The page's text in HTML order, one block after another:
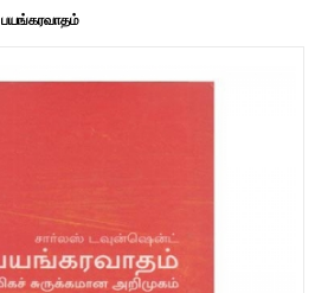
பயங்கரவாதம்